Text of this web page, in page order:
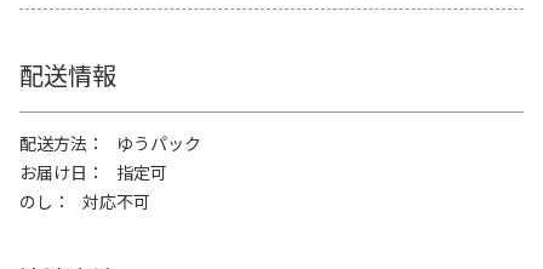
配送情報
配送方法
ゆうパック
お届け日
指定可
のし
対応不可